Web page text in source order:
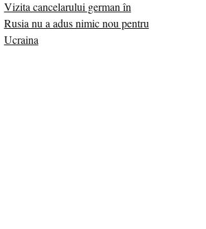
Vizita cancelarului german în
Rusia nu a adus nimic nou pentru
Ucraina